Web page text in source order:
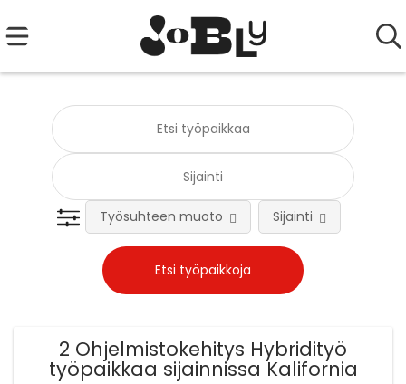
Työsuhteen muoto Sijainti
2 Ohjelmistokehitys Hybridityö
työpaikkaa sijainnissa Kalifornia